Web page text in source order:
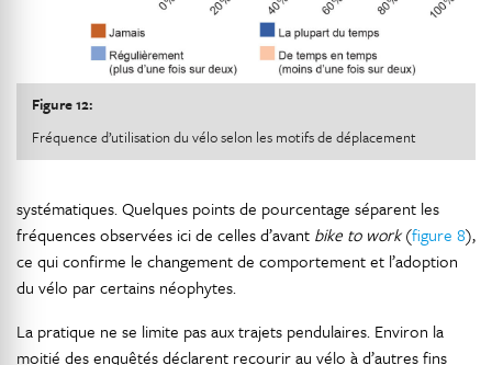
Figure 12:
Fréquence d’utilisation du vélo selon les motifs de déplacement
systématiques. Quelques points de pourcentage séparent les
fréquences observées ici de celles d’avant bike to work(figure 8),
ce qui confirme le changement de comportement et l’adoption
du vélo par certains néophytes.
La pratique ne se limite pas aux trajets pendulaires. Environ la
moitié des enquêtés déclarent recourir au vélo à d’autres fins